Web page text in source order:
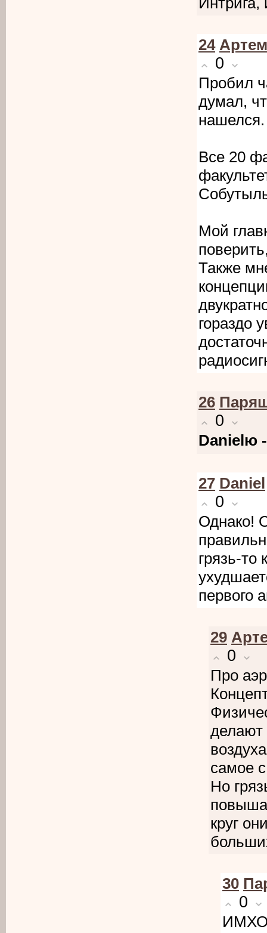
24
0
Пробил
думал,
нашелся.
Все 20
Мой
Также
гораздо
26
0
Danielю
27 Daniel
0
Однако!
грязь-
первого
29
0
Про
делают
самое
Но
круг
30
0
ИМХО